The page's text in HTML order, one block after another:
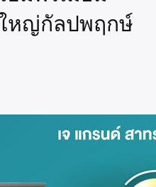
หญ่กัลปพฤกษ์